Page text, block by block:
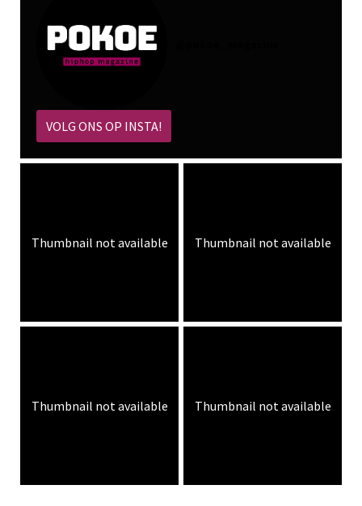
VOLG ONS OP INSTA!
Thumbnail not available Thumbnail not available
Thumbnail not available Thumbnail not available